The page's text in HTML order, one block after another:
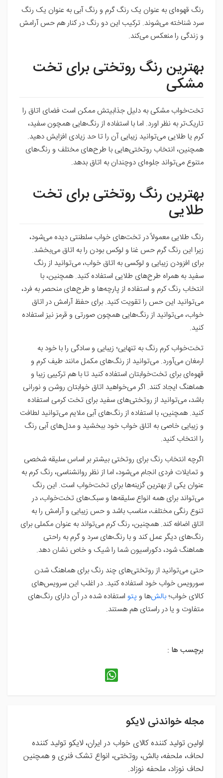
رنگ قهوه‌ای به عنوان یک رنگ گرم و رنگ آبی به عنوان یک رنگ
سرد شناخته می‌شوند. ترکیب این دو رنگ در کنار هم حس آرامش
و زندگی را منعکس می‌کند.
بهترین رنگ روتختی برای تخت
مشکی
تخت‌خواب مشکی به دلیل جذابیتش ممکن است فضای اتاق را
تاریک‌تر به نظر اورد. اما با استفاده از رنگ‌هایی همچون سفید،
کرم یا طلایی می‌توانید زیبایی آن را تا حد زیادی افزایش دهید.
همچنین، انتخاب روتختی‌هایی با طرح‌های مختلف و رنگ‌های
متنوع می‌تواند جلوه‌ای دوچندان به اتاق بدهد.
بهترین رنگ روتختی برای تخت
طلایی
رنگ طلایی معمولاً در تخت‌های خواب سلطنتی دیده می‌شود،
زیرا این رنگ گرم حس غنا و لوکس بودن را به اتاق می‌بخشد.
برای افزودن زیبایی و لوکسی به اتاق خواب، می‌توانید از رنگ
سفید به همراه طرح‌های طلایی استفاده کنید. همچنین، با
انتخاب رنگ کرم و استفاده از پارچه‌ها و طرح‌های منحصر به فرد،
می‌توانید این حس را تقویت کنید. برای حفظ آرامش در اتاق
خواب، می‌توانید از رنگ‌هایی همچون صورتی و قرمز نیز استفاده
کنید.
تخت‌خواب کرم رنگ به تنهایی؛ زیبایی و سادگی را با خود به
ارمغان می‌آورد. می‌توانید از رنگ‌های مکمل مانند طیف کرم و
قهوه‌ای برای تخت‌خوابتان استفاده کنید تا با هم ترکیبی زیبا و
هماهنگ ایجاد کنند. اگر می‌خواهید اتاق خوابتان روشن و نورانی
باشد، می‌توانید از روتختی‌های سفید برای تخت کرمی استفاده
کنید. همچنین، با استفاده از رنگ‌های آبی ملایم می‌توانید لطافت
و زیبایی خاصی به اتاق خواب خود ببخشید و مدل‌های آبی رنگ
را انتخاب کنید.
اگرچه انتخاب رنگ برای روتختی بیشتر بر اساس سلیقه شخصی
و تمایلات فردی انجام می‌شود، اما از نظر روانشناسی، رنگ کرم به
عنوان یکی از بهترین گزینه‌ها برای تخت‌خواب است. این رنگ
می‌تواند برای همه انواع سلیقه‌ها و سبک‌های تخت‌خواب، در
تنوع رنگی مختلف، مناسب باشد و حس زیبایی و آرامش را به
اتاق اضافه کند. همچنین، رنگ کرم می‌تواند به عنوان مکملی برای
رنگ‌های دیگر عمل کند و با رنگ‌های سرد و گرم به راحتی
هماهنگ شود، دکوراسیون شما را شیک و خاص نشان دهد.
حتی می‌توانید از روتختی‌های چند رنگ برای هماهنگ شدن
سورویس خواب خود استفاده کنید. در اغلب این سرویس‌های
کالای خواب؛ بالش‌ها و پتو استفاده شده در آن دارای رنگ‌های
متفاوت و یا در راستای هم هستند.
برچسب ها :
مجله خواندنی لایکو
اولین تولید کننده کالای خواب در ایران، لایکو تولید کننده
لحاف، ملحفه، بالش، روتختی، انواع تشک فنری و همچنین
لحاف نوزاد، ملحفه نوزاد.